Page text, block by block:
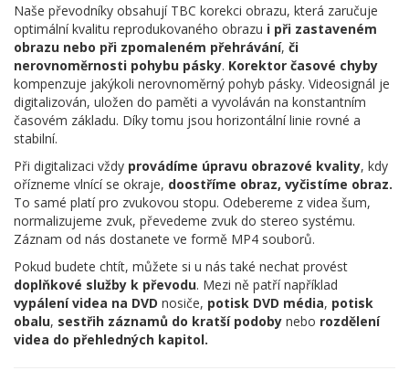
Naše převodníky obsahují TBC korekci obrazu, která zaručuje
optimální kvalitu reprodukovaného obrazu i při zastaveném
obrazu nebo při zpomaleném přehrávání, či
nerovnoměrnosti pohybu pásky. Korektor časové chyby
kompenzuje jakýkoli nerovnoměrný pohyb pásky. Videosignál je
digitalizován, uložen do paměti a vyvoláván na konstantním
časovém základu. Díky tomu jsou horizontální linie rovné a
stabilní.
Při digitalizaci vždy provádíme úpravu obrazové kvality, kdy
ořízneme vlnící se okraje, doostříme obraz, vyčistíme obraz.
To samé platí pro zvukovou stopu. Odebereme z videa šum,
normalizujeme zvuk, převedeme zvuk do stereo systému.
Záznam od nás dostanete ve formě MP4 souborů.
Pokud budete chtít, můžete si u nás také nechat provést
doplňkové služby k převodu. Mezi ně patří například
vypálení videa na DVD nosiče, potisk DVD média, potisk
obalu, sestřih záznamů do kratší podoby nebo rozdělení
videa do přehledných kapitol.